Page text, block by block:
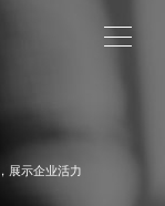
展示企业活力